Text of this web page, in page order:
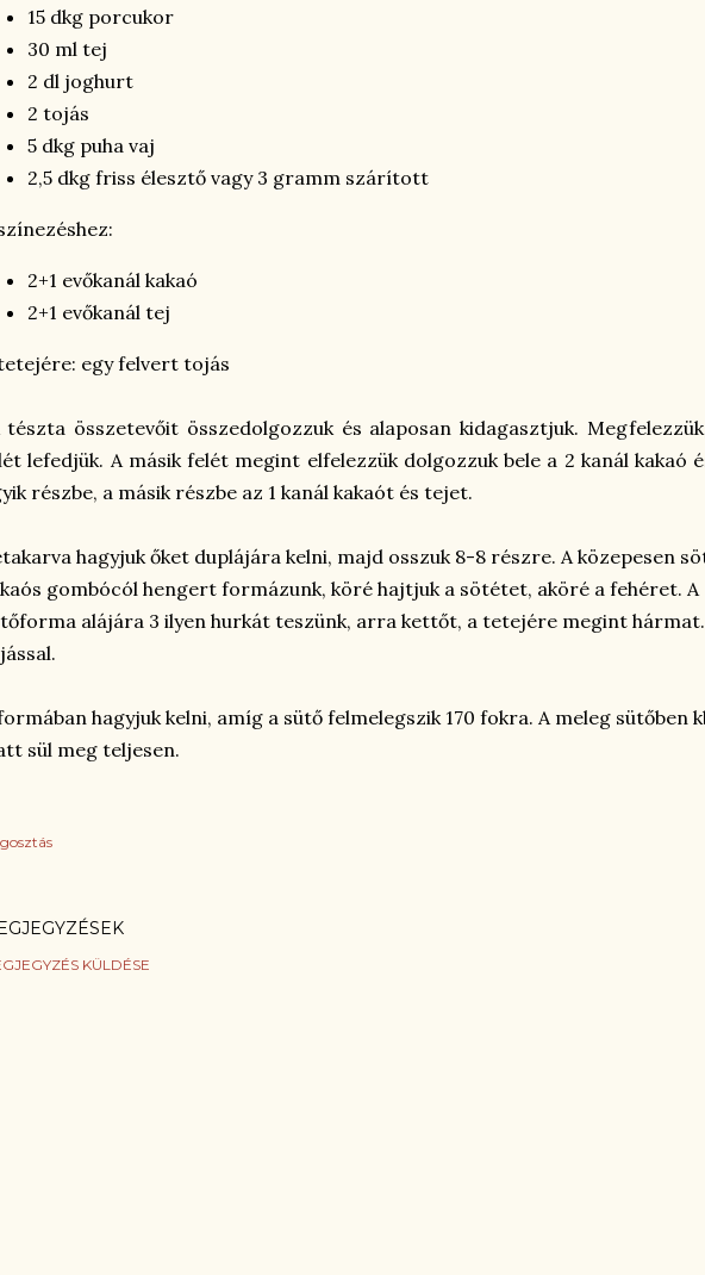
15 dkg porcukor
30 ml tej
2 dl joghurt
2 tojás
5 dkg puha vaj
2,5 dkg friss élesztő vagy 3 gramm szárított
2+1 evőkanál kakaó
2+1 evőkanál tej
egy felvert tojás
összetevőit összedolgozzuk és alaposan kidagasztjuk.
lefedjük. A másik felét megint elfelezzük dolgozzuk bele a 2 kanál kakaó
részbe, a másik részbe az 1 kanál kakaót és tejet.
hagyjuk őket duplájára kelni, majd osszuk 8-8 részre. A közepesen
gombócól hengert formázunk, köré hajtjuk a sötétet, aköré a fehéret. A
alájára 3 ilyen hurkát teszünk, arra kettőt, a tetejére megint
hagyjuk kelni, amíg a sütő felmelegszik 170 fokra. A meleg sütőben
sül meg teljesen.
KÜLDÉSE